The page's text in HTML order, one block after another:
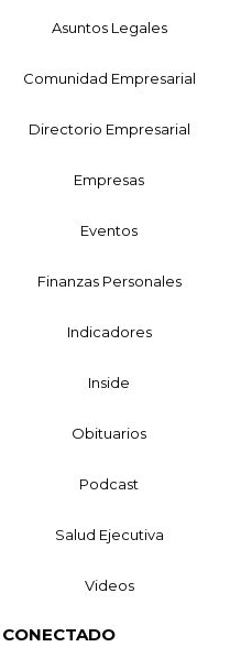
Asuntos Legales
Comunidad Empresarial
Directorio Empresarial
Empresas
Eventos
Finanzas Personales
Indicadores
Inside
Obituarios
Podcast
Salud Ejecutiva
Videos